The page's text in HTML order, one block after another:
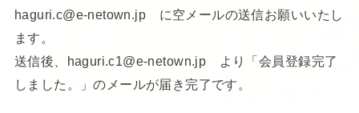
haguri.c@e-netown.jp に空メールの送信お願いいたし
ます。
送信後、haguri.c1@e-netown.jp より「会員登録完了
しました。」のメールが届き完了です。